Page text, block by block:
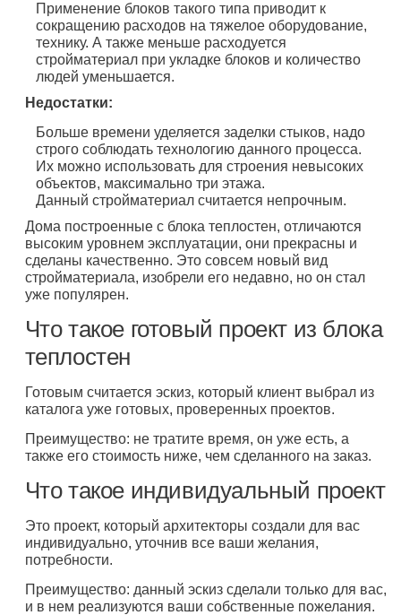
Применение блоков такого типа приводит к
сокращению расходов на тяжелое оборудование,
технику. А также меньше расходуется
стройматериал при укладке блоков и количество
людей уменьшается.
Недостатки:
Больше времени уделяется заделки стыков, надо
строго соблюдать технологию данного процесса.
Их можно использовать для строения невысоких
объектов, максимально три этажа.
Данный стройматериал считается непрочным.
Дома построенные с блока теплостен, отличаются
высоким уровнем эксплуатации, они прекрасны и
сделаны качественно. Это совсем новый вид
стройматериала, изобрели его недавно, но он стал
уже популярен.
Что такое готовый проект из блока
теплостен
Готовым считается эскиз, который клиент выбрал из
каталога уже готовых, проверенных проектов.
Преимущество: не тратите время, он уже есть, а
также его стоимость ниже, чем сделанного на заказ.
Что такое индивидуальный проект
Это проект, который архитекторы создали для вас
индивидуально, уточнив все ваши желания,
потребности.
Преимущество: данный эскиз сделали только для вас,
и в нем реализуются ваши собственные пожелания.